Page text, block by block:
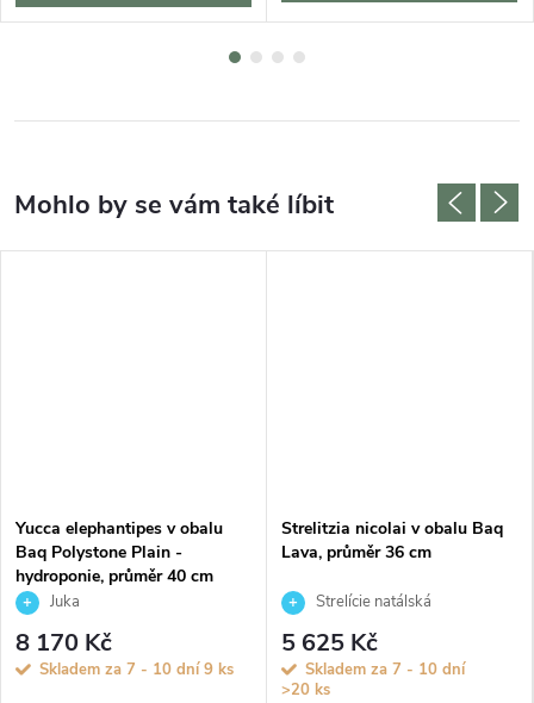
Yucca elephantipes v obalu
Baq Polystone Plain -
hydroponie, průměr 40 cm
Juka
8 170 Kč
Skladem za 7 - 10 dní 9 ks
Strelitzia nicolai v obalu Baq
Lava, průměr 36 cm
Strelície natálská
5 625 Kč
Skladem za 7 - 10 dní
>20 ks